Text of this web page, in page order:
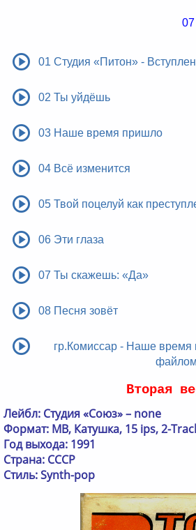
01 Студия «Питон» -
02 Ты уйдёшь
03 Наше время пришло
04 Всё изменится
05 Твой поцелуй как
06 Эти глаза
07 Ты скажешь: «Да»
08 Песня зовёт
гр.Комиссар - Наше
Вторая
Лейбл: Студия «Союз» – none
Формат: МВ, Катушка, 15 ips, 2-
Год выхода: 1991
Страна: СССР
Стиль: Synth-pop